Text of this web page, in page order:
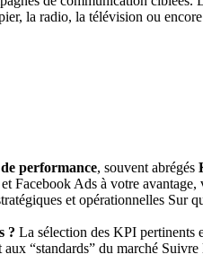
la radio, la télévision ou
performance, souvent abrégés
Facebook Ads à votre
et opérationnelles Sur
? La sélection des KPI pertinents
“standards” du marché